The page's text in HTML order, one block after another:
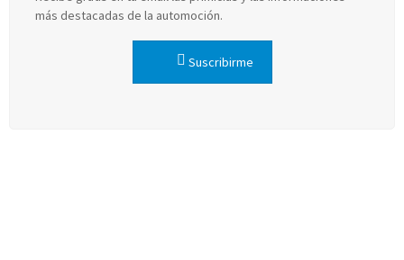
más destacadas de la automoción.
Suscribirme